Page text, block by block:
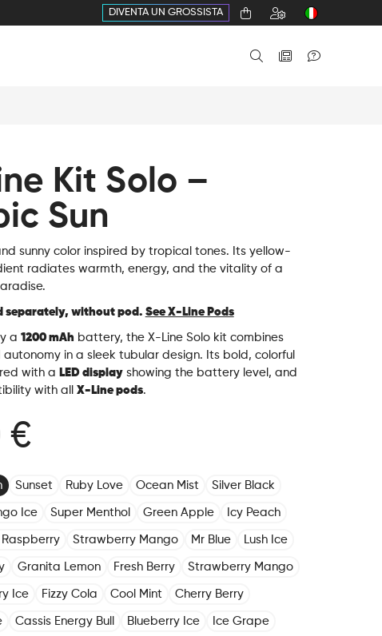
DIVENTA UN GROSSISTA
Kit Solo –
Sun
sunny color inspired by tropical tones. Its yellow-
radiates warmth, energy, and the vitality of a
separately, without pod. See X-Line Pods
a 1200 mAh battery, the X-Line Solo kit combines
in a sleek tubular design. Its bold, colorful
with a LED displayshowing the battery level, and
with all X-Line pods.
€
Sunset Ruby Love Ocean Mist Silver Black
Ice Super Menthol Green Apple Icy Peach
Raspberry Strawberry Mango Mr Blue Lush Ice
Granita Lemon Fresh Berry Strawberry Mango
Ice Fizzy Cola Cool Mint Cherry Berry
Cassis Energy Bull Blueberry Ice Ice Grape